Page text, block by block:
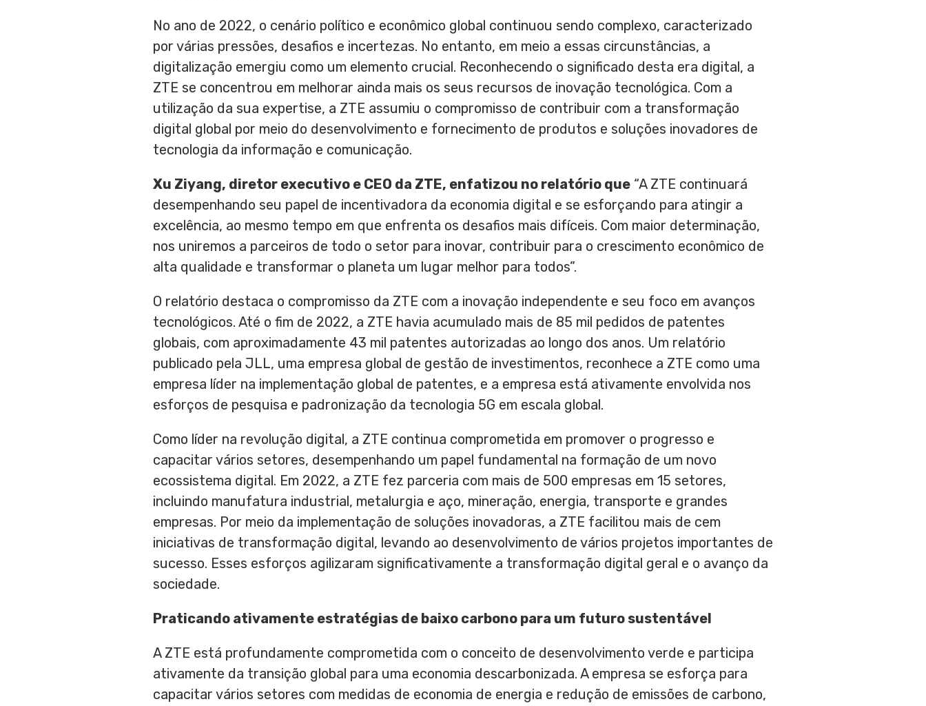
No ano de 2022, o cenário político e econômico global continuou sendo complexo, caracterizado
por várias pressões, desafios e incertezas. No entanto, em meio a essas circunstâncias, a
digitalização emergiu como um elemento crucial. Reconhecendo o significado desta era digital, a
ZTE se concentrou em melhorar ainda mais os seus recursos de inovação tecnológica. Com a
utilização da sua expertise, a ZTE assumiu o compromisso de contribuir com a transformação
digital global por meio do desenvolvimento e fornecimento de produtos e soluções inovadores de
tecnologia da informação e comunicação.
Xu Ziyang, diretor executivo e CEO da ZTE, enfatizou no relatório que “A ZTE continuará
desempenhando seu papel de incentivadora da economia digital e se esforçando para atingir a
excelência, ao mesmo tempo em que enfrenta os desafios mais difíceis. Com maior determinação,
nos uniremos a parceiros de todo o setor para inovar, contribuir para o crescimento econômico de
alta qualidade e transformar o planeta um lugar melhor para todos”.
O relatório destaca o compromisso da ZTE com a inovação independente e seu foco em avanços
tecnológicos. Até o fim de 2022, a ZTE havia acumulado mais de 85 mil pedidos de patentes
globais, com aproximadamente 43 mil patentes autorizadas ao longo dos anos. Um relatório
publicado pela JLL, uma empresa global de gestão de investimentos, reconhece a ZTE como uma
empresa líder na implementação global de patentes, e a empresa está ativamente envolvida nos
esforços de pesquisa e padronização da tecnologia 5G em escala global.
Como líder na revolução digital, a ZTE continua comprometida em promover o progresso e
capacitar vários setores, desempenhando um papel fundamental na formação de um novo
ecossistema digital. Em 2022, a ZTE fez parceria com mais de 500 empresas em 15 setores,
incluindo manufatura industrial, metalurgia e aço, mineração, energia, transporte e grandes
empresas. Por meio da implementação de soluções inovadoras, a ZTE facilitou mais de cem
iniciativas de transformação digital, levando ao desenvolvimento de vários projetos importantes de
sucesso. Esses esforços agilizaram significativamente a transformação digital geral e o avanço da
sociedade.
Praticando ativamente estratégias de baixo carbono para um futuro sustentável
A ZTE está profundamente comprometida com o conceito de desenvolvimento verde e participa
ativamente da transição global para uma economia descarbonizada. A empresa se esforça para
capacitar vários setores com medidas de economia de energia e redução de emissões de carbono,